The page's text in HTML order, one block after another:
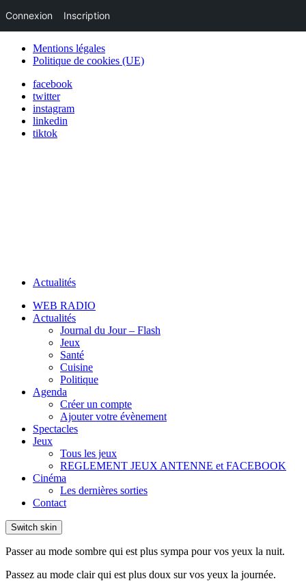
Mentions légales
Politique de cookies (UE)
facebook
twitter
instagram
linkedin
tiktok
Actualités
WEB RADIO
Actualités
Journal du Jour – Flash
Jeux
Santé
Cuisine
Politique
Agenda
Créer un compte
Ajouter votre évènement
Spectacles
Jeux
Tous les jeux
REGLEMENT JEUX ANTENNE et FACEBOOK
Cinéma
Les dernières sorties
Contact
Switch skin
Passer au mode sombre qui est plus sympa pour vos yeux la nuit.
Passez au mode clair qui est plus doux sur vos yeux la journée.
Connexion Inscription